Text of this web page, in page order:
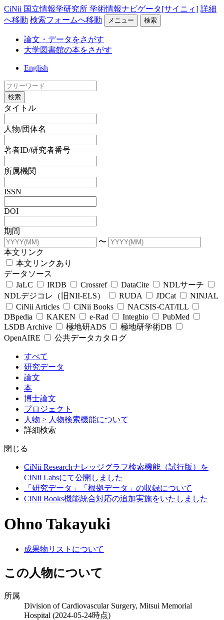
CiNii 国立情報学研究所 学術情報ナビゲータ[サイニィ] 詳細
へ移動 検索フォームへ移動 メニュー 検索
論文・データをさがす
大学図書館の本をさがす
English
検索
タイトル
人物/団体名
著者ID/研究者番号
所属機関
ISSN
DOI
期間
〜
本文リンク
本文リンクあり
データソース
JaLC
IRDB Crossref DataCite
NDLサーチ
NDLデジコレ（旧NII-ELS）
RUDA JDCat
NINJAL
CiNii Articles
CiNii Books
NACSIS-CAT/ILL
DBpedia
KAKEN e-Rad Integbio
PubMed
LSDB Archive
極地研ADS
極地研学術DB
OpenAIRE
公共データカタログ
すべて
研究データ
論文
本
博士論文
プロジェクト
人物 > 人物検索機能について
詳細検索
閉じる
CiNii Researchナレッジグラフ検索機能（試行版）を
CiNii Labsにて公開しました
「研究データ」「根拠データ」の収録について
CiNii Books機能統合対応の追加実施をいたしました
Ohno Takayuki
成果物リストについて
この人物について
所属
Division of Cardiovascular Surgery, Mitsui Memorial
Hospital (2024-05-24時点)